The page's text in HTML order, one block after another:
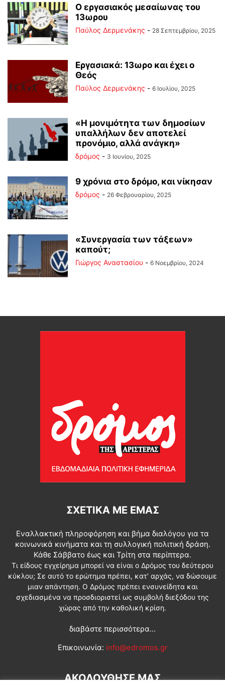
Ο εργασιακός μεσαίωνας του
13ωρου
Παύλος Δερμενάκης - 28 Σεπτεμβρίου, 2025
Εργασιακά: 13ωρο και έχει ο
Θεός
Παύλος Δερμενάκης - 6 Ιουλίου, 2025
«Η μονιμότητα των δημοσίων
υπαλλήλων δεν αποτελεί
προνόμιο, αλλά ανάγκη»
δρόμος - 3 Ιουνίου, 2025
9 χρόνια στο δρόμο, και νίκησαν
δρόμος - 26 Φεβρουαρίου, 2025
«Συνεργασία των τάξεων»
καπούτ;
Γιώργος Αναστασίου - 6 Νοεμβρίου, 2024
ΣΧΕΤΙΚΆ ΜΕ ΕΜΆΣ
Εναλλακτική πληροφόρηση και βήμα διαλόγου για τα
κοινωνικά κινήματα και τη συλλογική πολιτική δράση.
Κάθε Σάββατο έως και Τρίτη στα περίπτερα.
Τι είδους εγχείρημα μπορεί να είναι ο Δρόμος του δεύτερου
κύκλου; Σε αυτό το ερώτημα πρέπει, κατ’ αρχάς, να δώσουμε
μιαν απάντηση. Ο Δρόμος πρέπει ενσυνείδητα και
σχεδιασμένα να προσδιοριστεί ως συμβολή διεξόδου της
χώρας από την καθολική κρίση.
διαβάστε περισσότερα...
Επικοινωνία: info@edromos.gr
ΑΚΟΛΟΥΘΗΣΕ ΜΑΣ